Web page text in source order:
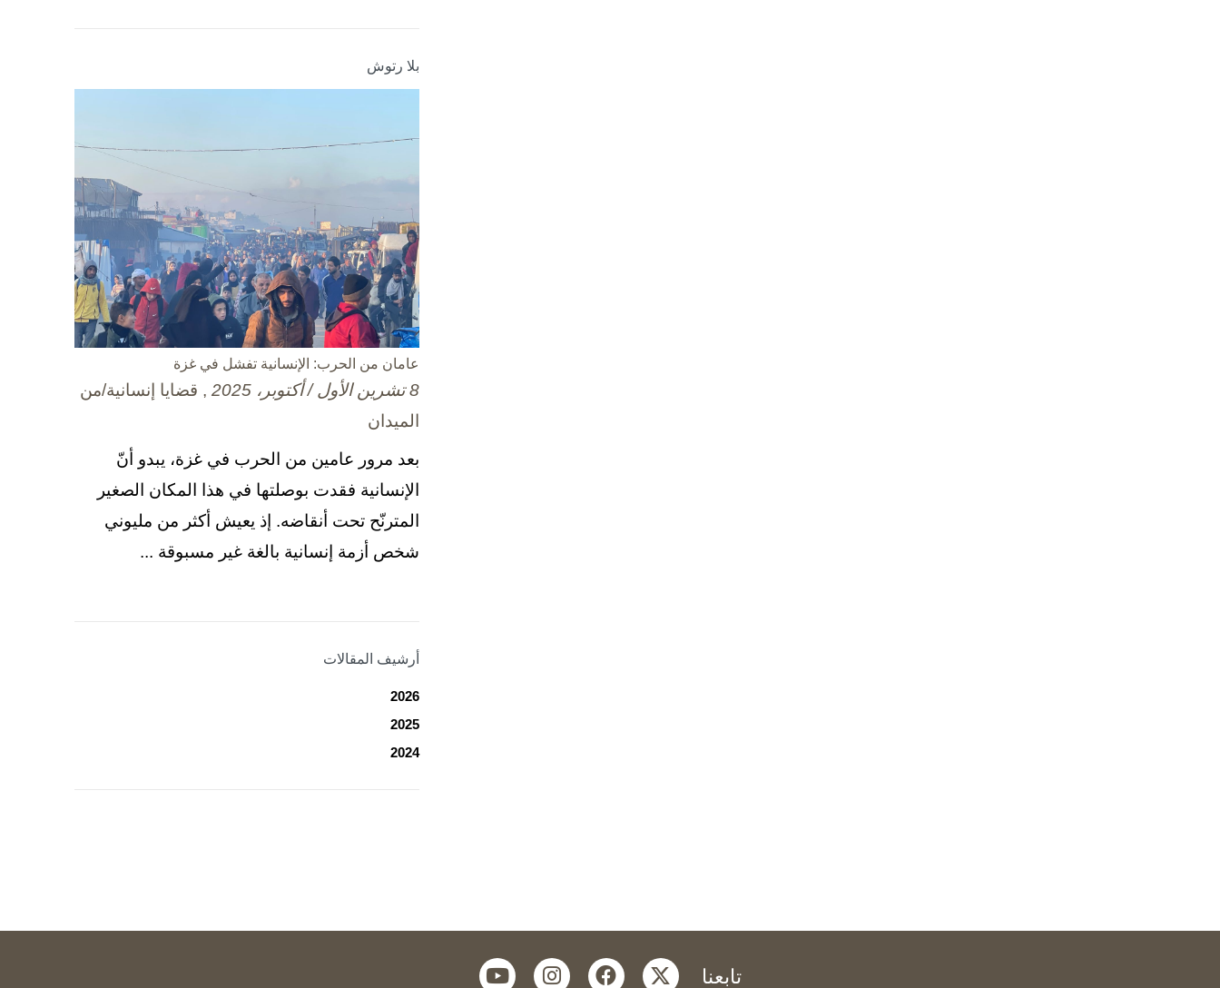
بلا رتوش
عامان من الحرب: الإنسانية تفشل في غزة
8 تشرين الأول / أكتوبر، 2025
, قضايا إنسانية/من
الميدان
بعد مرور عامين من الحرب في غزة، يبدو أنّ
الإنسانية فقدت بوصلتها في هذا المكان الصغير
المترنّح تحت أنقاضه. إذ يعيش أكثر من مليوني
شخص أزمة إنسانية بالغة غير مسبوقة ...
أرشيف المقالات
2026
2025
2024
تابعنا twitter
facebook
instagram
youtube